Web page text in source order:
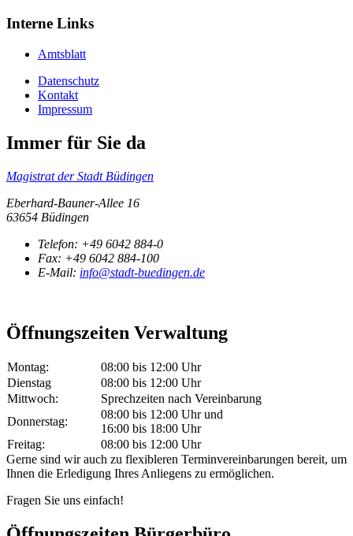
Interne Links
Amtsblatt
Datenschutz
Kontakt
Impressum
Immer für Sie da
Magistrat der Stadt Büdingen
Eberhard-Bauner-Allee 16
63654 Büdingen
Telefon: +49 6042 884-0
Fax: +49 6042 884-100
E-Mail: info@stadt-buedingen.de
Öffnungszeiten Verwaltung
Montag:
08:00 bis 12:00 Uhr
Dienstag
08:00 bis 12:00 Uhr
Mittwoch:
Sprechzeiten nach Vereinbarung
Donnerstag:
08:00 bis 12:00 Uhr und
16:00 bis 18:00 Uhr
Freitag:
08:00 bis 12:00 Uhr
Gerne sind wir auch zu flexibleren Terminvereinbarungen bereit, um
Ihnen die Erledigung Ihres Anliegens zu ermöglichen.
Fragen Sie uns einfach!